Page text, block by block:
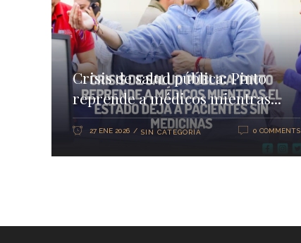
Crisis de salud pública: Pinto
reprende a médicos mientras...
27 ENE 2026 SIN CATEGORÍA 0 COMMENTS